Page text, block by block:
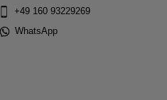
+49 160 93229269
WhatsApp